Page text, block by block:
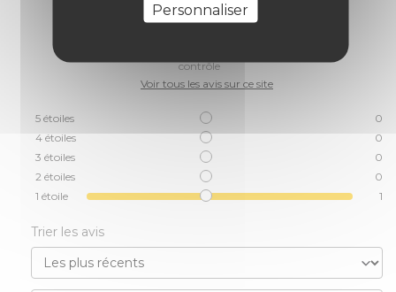
contrôle
Voir tous les avis sur ce site
5 étoiles
0
4 étoiles
0
3 étoiles
0
2 étoiles
0
1 étoile 1
Trier les avis
Personnaliser